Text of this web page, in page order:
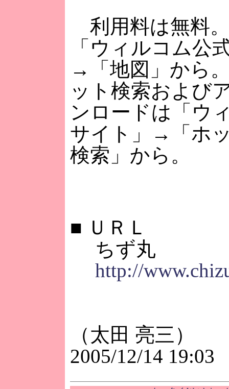
利用料は無料
「ウィルコム公
→「地図」から
ット検索および
ンロードは「ウ
サイト」→「ホ
検索」から。
■ ＵＲＬ
ちず丸
http://
（太田 亮三）
2005/12/14 19:03